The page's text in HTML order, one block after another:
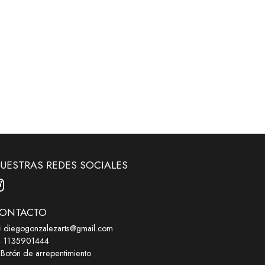
REDES SOCIALES
diegogonzalezarts@gmail.com
1135901444
Botón de arrepentimiento